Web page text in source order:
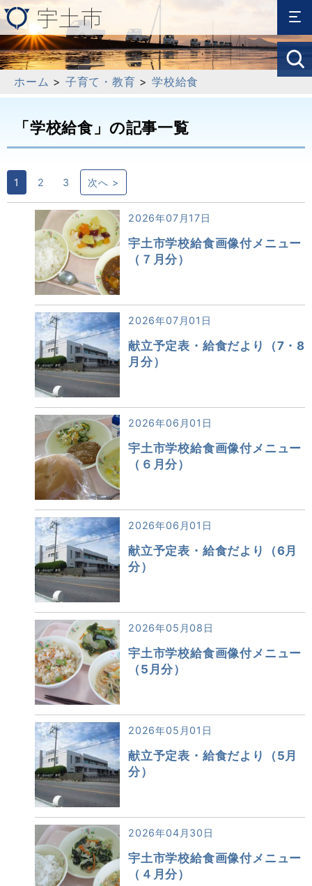
ホーム > 子育て・教育 >学校給食
「学校給食」の記事一覧
1 2 3 次へ >
2026年07月17日
宇土市学校給食画像付メニュー
（７月分）
2026年07月01日
献立予定表・給食だより（7・8
月分）
2026年06月01日
宇土市学校給食画像付メニュー
（６月分）
2026年06月01日
献立予定表・給食だより（6月
分）
2026年05月08日
宇土市学校給食画像付メニュー
（5月分）
2026年05月01日
献立予定表・給食だより（5月
分）
2026年04月30日
宇土市学校給食画像付メニュー
（４月分）